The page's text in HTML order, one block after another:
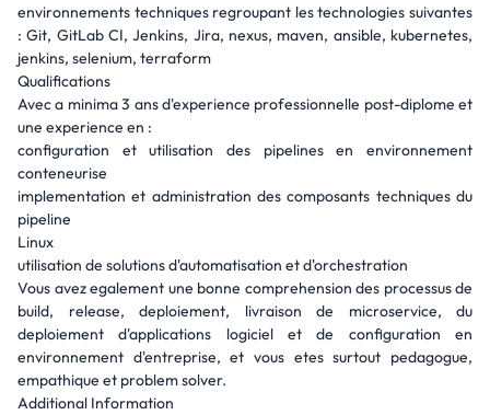
environnements techniques regroupant les technologies suivantes
: Git, GitLab CI, Jenkins, Jira, nexus, maven, ansible, kubernetes,
jenkins, selenium, terraform
Qualifications
Avec a minima 3 ans d'experience professionnelle post-diplome et
une experience en :
configuration et utilisation des pipelines en environnement
conteneurise
implementation et administration des composants techniques du
pipeline
Linux
utilisation de solutions d'automatisation et d'orchestration
Vous avez egalement une bonne comprehension des processus de
build, release, deploiement, livraison de microservice, du
deploiement d'applications logiciel et de configuration en
environnement d'entreprise, et vous etes surtout pedagogue,
empathique et problem solver.
Additional Information